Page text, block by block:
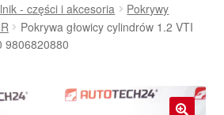
- części i akcesoria
Pokrywy
Pokrywa głowicy cylindrów 1.2 VTI
9806820880